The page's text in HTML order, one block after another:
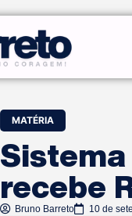
MATÉRIA
recebe
Bruno Barreto 10 de